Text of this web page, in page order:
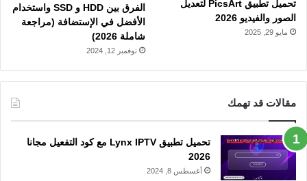
تحميل تطبيق PicsArt لتعديل
الصور والفيديو 2026
مايو 29, 2025
الفرق بين HDD و SSD واستخدام
الأفضل في الإستضافة (مراجعة
شاملة 2026)
نوفمبر 12, 2024
مقالات قد تهمك
تحميل تطبيق Lynx IPTV مع كود التفعيل مجانا
2026
أغسطس 8, 2024